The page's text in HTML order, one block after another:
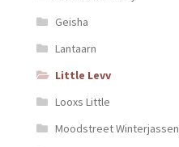
Geisha
Lantaarn
Little Levv
Looxs Little
Moodstreet Winterjassen